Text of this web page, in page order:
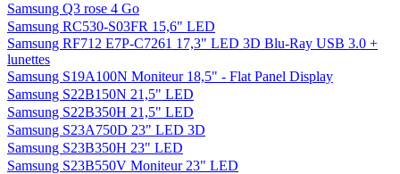
Samsung Q3 rose 4 Go
Samsung RC530-S03FR 15,6" LED
Samsung RF712 E7P-C7261 17,3" LED 3D Blu-Ray USB 3.0 +
lunettes
Samsung S19A100N Moniteur 18,5" - Flat Panel Display
Samsung S22B150N 21,5" LED
Samsung S22B350H 21,5" LED
Samsung S23A750D 23" LED 3D
Samsung S23B350H 23" LED
Samsung S23B550V Moniteur 23" LED